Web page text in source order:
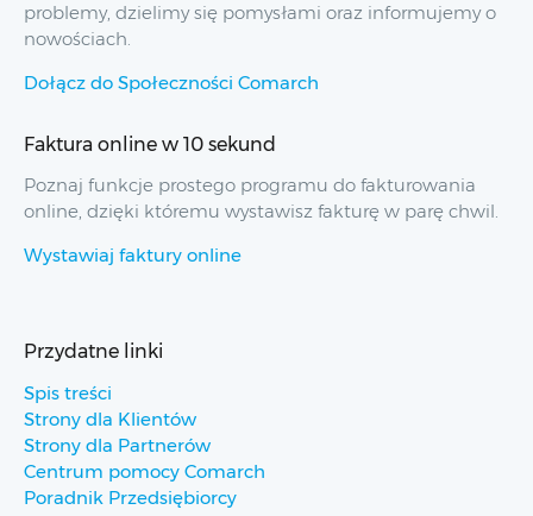
problemy, dzielimy się pomysłami oraz informujemy o
nowościach.
Dołącz do Społeczności Comarch
Faktura online w 10 sekund
Poznaj funkcje prostego programu do fakturowania
online, dzięki któremu wystawisz fakturę w parę chwil.
Wystawiaj faktury online
Przydatne linki
Spis treści
Strony dla Klientów
Strony dla Partnerów
Centrum pomocy Comarch
Poradnik Przedsiębiorcy